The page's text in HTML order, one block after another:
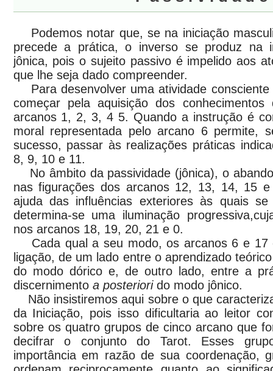
Podemos notar que, se na iniciação
precede a prática, o inverso se produz na
jônica, pois o sujeito passivo é impelido aos
que lhe seja dado compreender.
Para desenvolver uma atividade consciente
começar pela aquisição dos
arcanos 1, 2, 3, 4 5. Quando a instrução é
moral representada pelo arcano 6 permite,
sucesso, passar às realizações práticas
8, 9, 10 e 11.
No âmbito da passividade (jônica), o
nas figurações dos arcanos 12, 13, 14, 15
ajuda das influências exteriores às quais
determina-se uma iluminação
nos arcanos 18, 19, 20, 21 e 0.
Cada qual a seu modo, os arcanos 6 e 17
ligação, de um lado entre o aprendizado
do modo dórico e, de outro lado, entre a
discernimento a posteriorido modo jônico.
Não insistiremos aqui sobre o que
da Iniciação, pois isso dificultaria ao leitor
sobre os quatro grupos de cinco arcano que
decifrar o conjunto do Tarot. Esses
importância em razão de sua coordenação,